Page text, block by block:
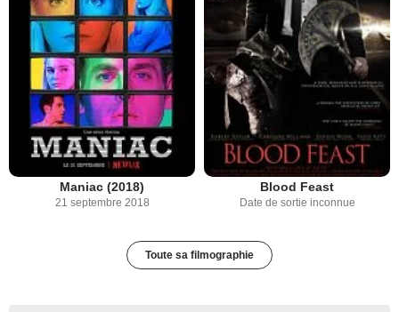
Maniac (2018)
21 septembre 2018
Blood Feast
Date de sortie inconnue
Toute sa filmographie